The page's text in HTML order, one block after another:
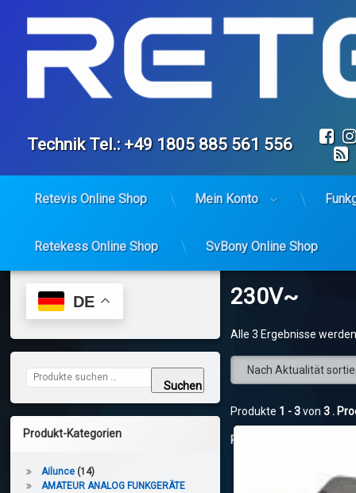
Tel:
Technik Tel.: +49 1805 885 561 556
Retevis Online Shop Mein Konto
Retekess Online Shop SvBony Online Shop
230V~
Alle 3 Ergebnisse
Produkte 1 - 3von3 .
Produkte
DE
Suchen nach:
Suchen
Produkt-Kategorien
Ailunce (14)
AMATEUR ANALOG FUNKGERÄTE